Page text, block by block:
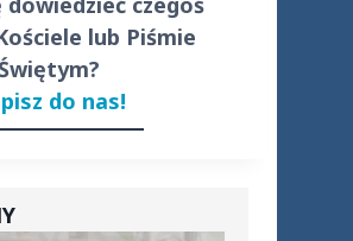
lub Piśmie
do nas!